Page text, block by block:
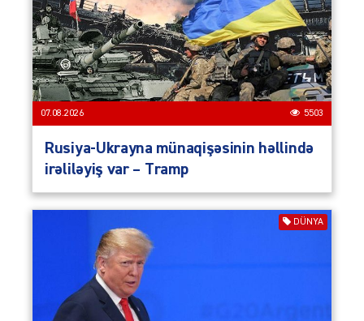
07.08.2026 5503
Rusiya-Ukrayna münaqişəsinin həllində
irəliləyiş var – Tramp
DÜNYA